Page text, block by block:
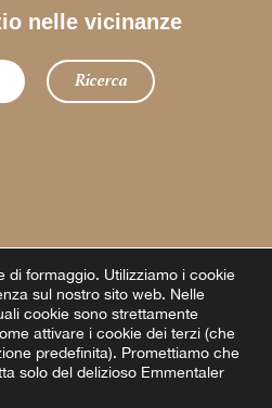
nelle vicinanze
Ricerca
PIÙ IDEE
di formaggio. Utilizziamo i cookie
sul nostro sito web. Nelle
cookie sono strettamente
attivare i cookie dei terzi (che
predefinita). Promettiamo che
solo del delizioso Emmentaler